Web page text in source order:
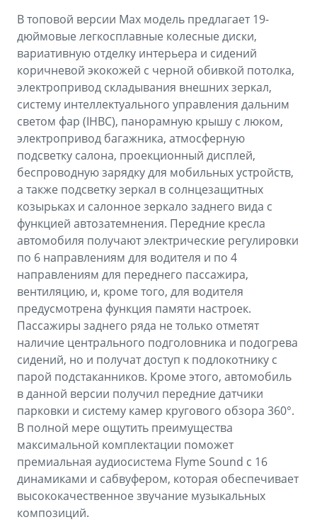
В топовой версии Max модель предлагает 19-
дюймовые легкосплавные колесные диски,
вариативную отделку интерьера и сидений
коричневой экокожей с черной обивкой потолка,
электропривод складывания внешних зеркал,
систему интеллектуального управления дальним
светом фар (IHBC), панорамную крышу с люком,
электропривод багажника, атмосферную
подсветку салона, проекционный дисплей,
беспроводную зарядку для мобильных устройств,
а также подсветку зеркал в солнцезащитных
козырьках и салонное зеркало заднего вида с
функцией автозатемнения. Передние кресла
автомобиля получают электрические регулировки
по 6 направлениям для водителя и по 4
направлениям для переднего пассажира,
вентиляцию, и, кроме того, для водителя
предусмотрена функция памяти настроек.
Пассажиры заднего ряда не только отметят
наличие центрального подголовника и подогрева
сидений, но и получат доступ к подлокотнику с
парой подстаканников. Кроме этого, автомобиль
в данной версии получил передние датчики
парковки и систему камер кругового обзора 360°.
В полной мере ощутить преимущества
максимальной комплектации поможет
премиальная аудиосистема Flyme Sound с 16
динамиками и сабвуфером, которая обеспечивает
высококачественное звучание музыкальных
композиций.